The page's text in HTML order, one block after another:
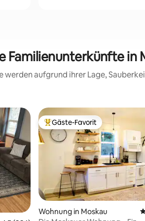
Familienunterkünfte in
aufgrund ihrer Lage,
Beliebter Gäste-Favorit.
Gäste-Favorit
Wohnung in Moskau